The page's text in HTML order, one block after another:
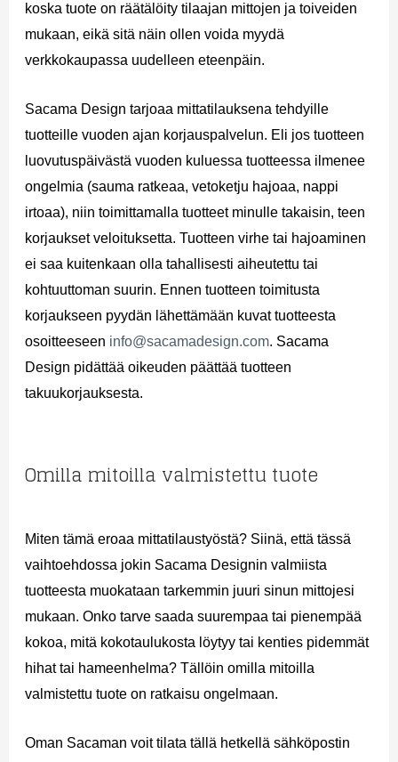
koska tuote on räätälöity tilaajan mittojen ja toiveiden
mukaan, eikä sitä näin ollen voida myydä
verkkokaupassa uudelleen eteenpäin.
Sacama Design tarjoaa mittatilauksena tehdyille
tuotteille vuoden ajan korjauspalvelun. Eli jos tuotteen
luovutuspäivästä vuoden kuluessa tuotteessa ilmenee
ongelmia (sauma ratkeaa, vetoketju hajoaa, nappi
irtoaa), niin toimittamalla tuotteet minulle takaisin, teen
korjaukset veloituksetta. Tuotteen virhe tai hajoaminen
ei saa kuitenkaan olla tahallisesti aiheutettu tai
kohtuuttoman suurin. Ennen tuotteen toimitusta
korjaukseen pyydän lähettämään kuvat tuotteesta
osoitteeseen info@sacamadesign.com. Sacama
Design pidättää oikeuden päättää tuotteen
takuukorjauksesta.
Omilla mitoilla valmistettu tuote
Miten tämä eroaa mittatilaustyöstä? Siinä, että tässä
vaihtoehdossa jokin Sacama Designin valmiista
tuotteesta muokataan tarkemmin juuri sinun mittojesi
mukaan. Onko tarve saada suurempaa tai pienempää
kokoa, mitä kokotaulukosta löytyy tai kenties pidemmät
hihat tai hameenhelma? Tällöin omilla mitoilla
valmistettu tuote on ratkaisu ongelmaan.
Oman Sacaman voit tilata tällä hetkellä sähköpostin